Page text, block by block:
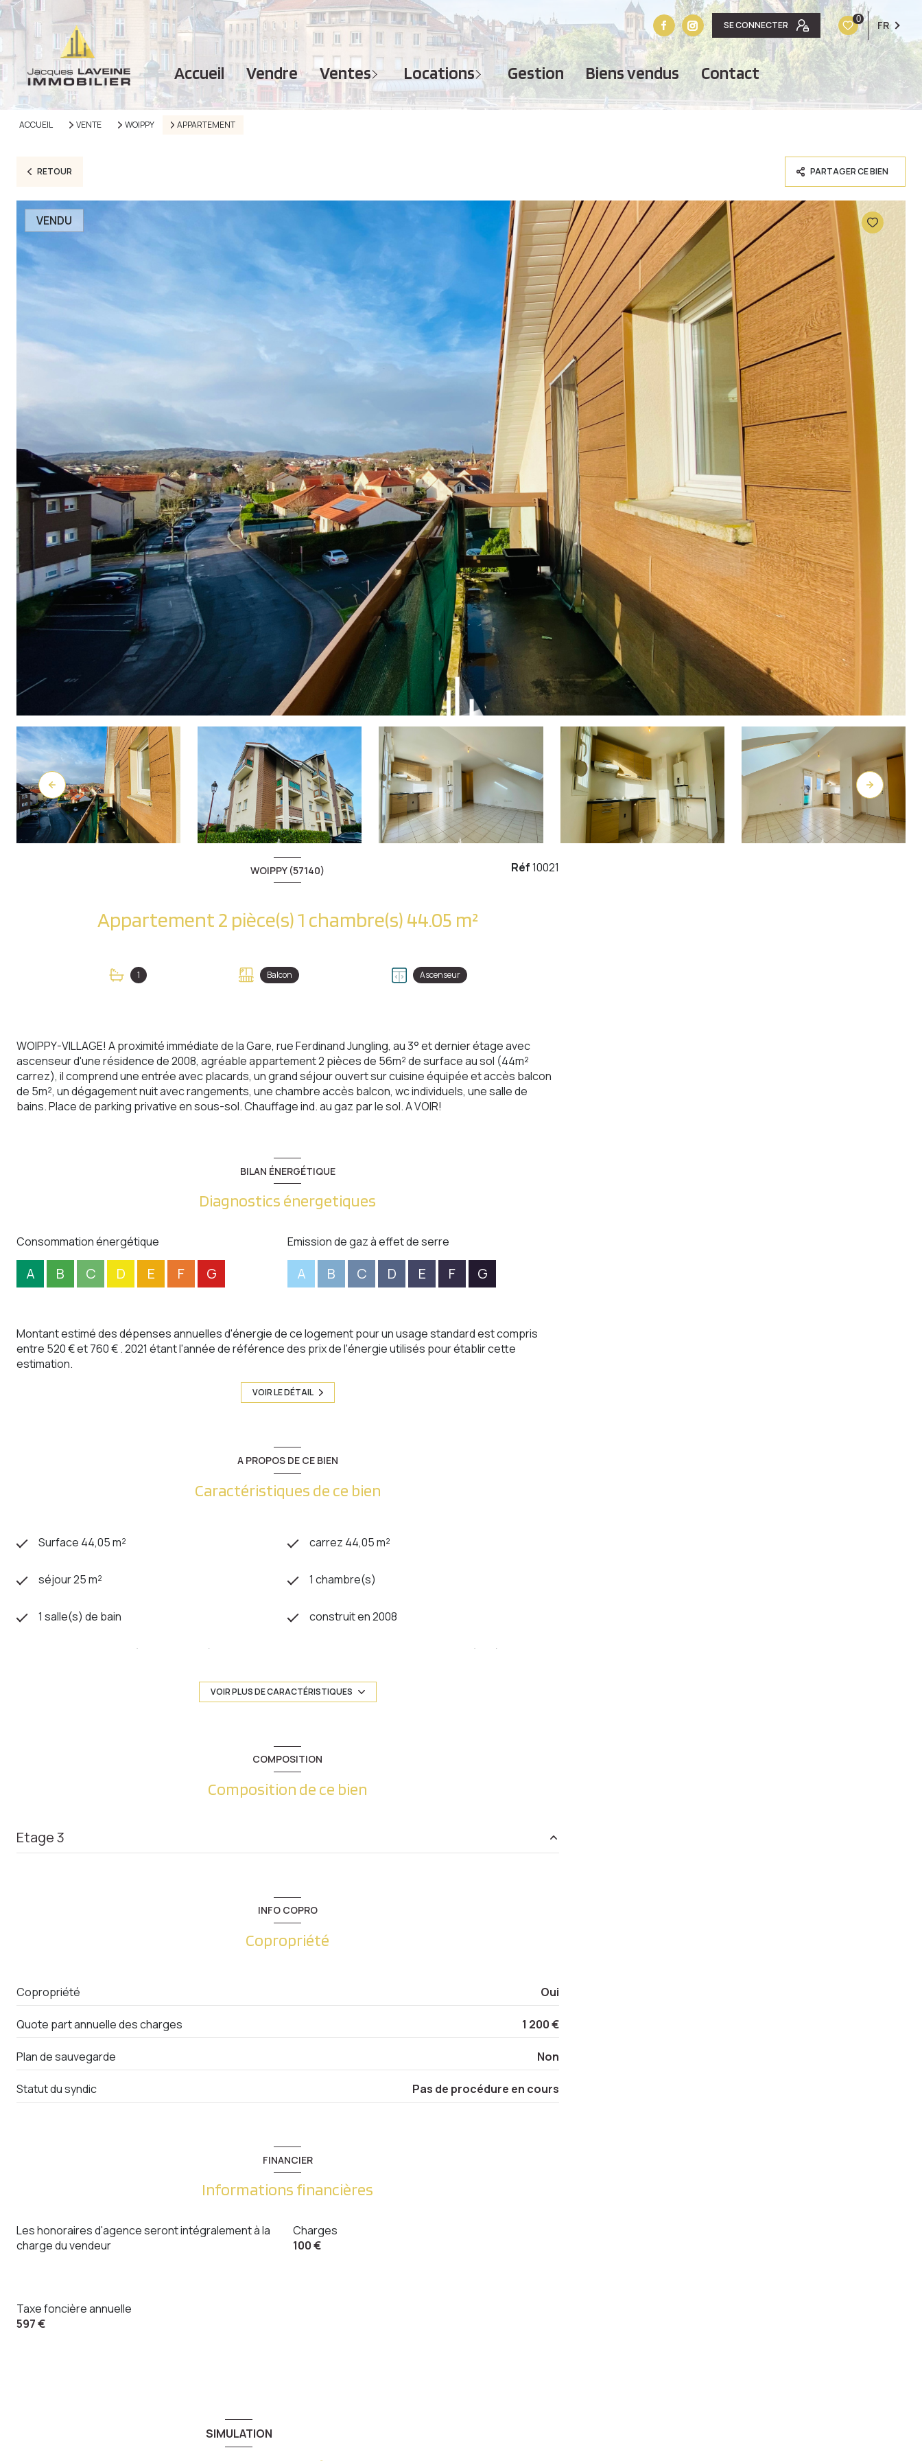
SE CONNECTER
0 FR
accueil vendre ventes
MAISONS
APPARTEMENTS
TERRAINS
IMMEUBLES
GARAGES - PARKINGS
locations
APPARTEMENTS
TERRAINS
IMMEUBLES
GARAGES - PARKINGS
gestion biens vendus contact
ACCUEIL VENTE WOIPPY APPARTEMENT
RETOUR PARTAGER CE BIEN
VENDU
WOIPPY (57140)
Appartement 2 pièce(s) 1 chambre(s) 44.05 m²
1 Balcon Ascenseur
Réf10021
WOIPPY-VILLAGE! A proximité immédiate de la Gare, rue Ferdinand Jungling, au 3° et dernier étage avec
ascenseur d'une résidence de 2008, agréable appartement 2 pièces de 56m² de surface au sol (44m²
carrez), il comprend une entrée avec placards, un grand séjour ouvert sur cuisine équipée et accès balcon
de 5m², un dégagement nuit avec rangements, une chambre accès balcon, wc individuels, une salle de
bains. Place de parking privative en sous-sol. Chauffage ind. au gaz par le sol. A VOIR!
BILAN ÉNERGÉTIQUE
Diagnostics énergetiques
Consommation énergétique
A B C D E F G
Emission de gaz à effet de serre
A B C D E F G
Montant estimé des dépenses annuelles d'énergie de ce logement pour un usage standard est compris
entre 520 € et 760 € . 2021 étant l'année de référence des prix de l'énergie utilisés pour établir cette
estimation.
VOIR LE DÉTAIL
A PROPOS DE CE BIEN
Caractéristiques de ce bien
Surface 44,05 m² carrez 44,05 m²
séjour 25 m² 1 chambre(s)
1 salle(s) de bain construit en 2008
cuisine américaine (semi-équipée) Chauffage individuel : chaudière (gaz)
1 niveau(x)
vue rue
interphone
VOIR PLUS DE CARACTÉRISTIQUES
COMPOSITION
Composition de ce bien
Etage 3
INFO COPRO
Copropriété
Copropriété Oui
Quote part annuelle des charges 1 200 €
Plan de sauvegarde Non
Statut du syndic Pas de procédure en cours
FINANCIER
Informations financières
Les honoraires d'agence seront intégralement à la
charge du vendeur
Charges
100 €
Taxe foncière annuelle
597 €
SIMULATION